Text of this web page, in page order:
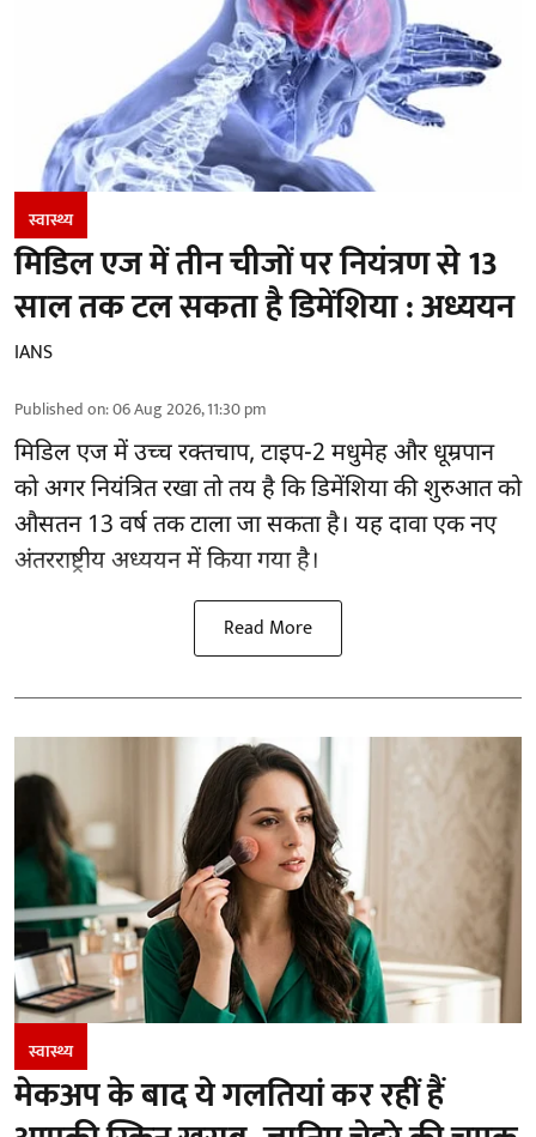
स्वास्थ्य
मिडिल एज में तीन चीजों पर नियंत्रण से 13
साल तक टल सकता है डिमेंशिया : अध्ययन
IANS
Published on:06 Aug 2026, 11:30 pm
मिडिल एज में उच्च रक्तचाप, टाइप-2 मधुमेह और धूम्रपान
को अगर नियंत्रित रखा तो तय है कि डिमेंशिया की शुरुआत को
औसतन 13 वर्ष तक टाला जा सकता है। यह दावा एक नए
अंतरराष्ट्रीयअध्ययनमें किया गया है।
Read More
स्वास्थ्य
मेकअप के बाद ये गलतियां कर रहीं हैं